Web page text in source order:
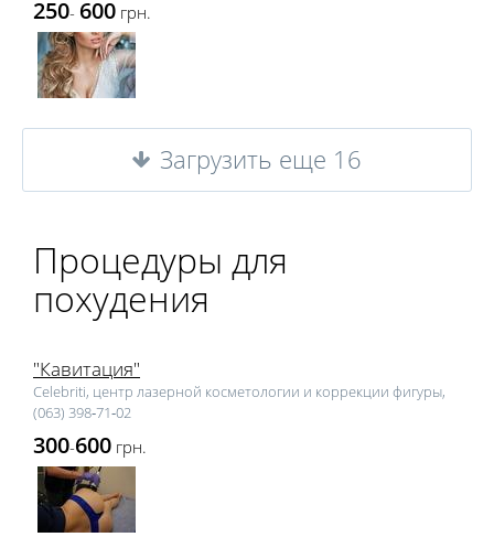
250- 600 грн.
Загрузить еще 16
Процедуры для
похудения
"Кавитация"
Celebriti, центр лазерной косметологии и коррекции фигуры,
(063) 398‑71‑02
300-600 грн.